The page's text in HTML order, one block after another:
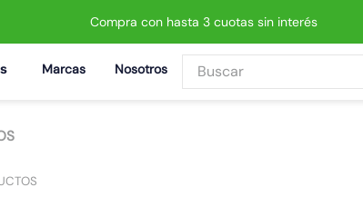
Compra con hasta 3 cuotas sin interés
Marcas Nosotros Buscar